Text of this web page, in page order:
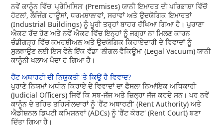
ਨਵੇਂ ਕਾਨੂੰਨ ਵਿੱਚ 'ਪ੍ਰੇਮਿਸਿਸ' (Premises) ਯਾਨੀ ਇਮਾਰਤ ਦੀ ਪਰਿਭਾਸ਼ਾ ਵਿੱਚੋਂ
ਹੋਟਲਾਂ, ਲੌਜਿੰਗ ਹਾਊਸਾਂ, ਧਰਮਸ਼ਾਲਾਵਾਂ, ਸਰਾਵਾਂ ਅਤੇ ਉਦਯੋਗਿਕ ਇਮਾਰਤਾਂ
(Industrial Buildings) ਨੂੰ ਪੂਰੀ ਤਰ੍ਹਾਂ ਬਾਹਰ ਰੱਖਿਆ ਗਿਆ ਹੈ। ਪੁਰਾਣਾ
ਐਕਟ ਰੱਦ ਹੋਣ ਅਤੇ ਨਵੇਂ ਐਕਟ ਵਿੱਚ ਇਨ੍ਹਾਂ ਨੂੰ ਜਗ੍ਹਾ ਨਾ ਮਿਲਣ ਕਾਰਨ
ਚੰਡੀਗੜ੍ਹ ਵਿੱਚ ਕਮਰਸ਼ੀਅਲ ਅਤੇ ਉਦਯੋਗਿਕ ਕਿਰਾਏਦਾਰੀ ਦੇ ਵਿਵਾਦਾਂ ਨੂੰ
ਸੁਲਝਾਉਣ ਲਈ ਇਸ ਵੇਲੇ ਇੱਕ ਵੱਡਾ 'ਲੀਗਲ ਵੈਕਿਊਮ' (Legal Vacuum) ਯਾਨੀ
ਕਾਨੂੰਨੀ ਖਲਾਅ ਪੈਦਾ ਹੋ ਗਿਆ ਹੈ।
ਰੈਂਟ ਅਥਾਰਟੀ ਦੀ ਨਿਯੁਕਤੀ 'ਤੇ ਕਿਉਂ ਹੈ ਵਿਵਾਦ?
ਪੁਰਾਣੇ ਨਿਯਮਾਂ ਅਧੀਨ ਕਿਰਾਏ ਦੇ ਵਿਵਾਦਾਂ ਦਾ ਫੈਸਲਾ ਨਿਆਂਇਕ ਅਧਿਕਾਰੀ
(Judicial Officers) ਜਿਵੇਂ ਕਿ ਸਬ-ਜੱਜ ਅਤੇ ਜ਼ਿਲ੍ਹਾ ਜੱਜ ਕਰਦੇ ਸਨ। ਪਰ ਨਵੇਂ
ਕਾਨੂੰਨ ਦੇ ਤਹਿਤ ਤਹਿਸੀਲਦਾਰਾਂ ਨੂੰ 'ਰੈਂਟ ਅਥਾਰਟੀ' (Rent Authority) ਅਤੇ
ਐਡੀਸ਼ਨਲ ਡਿਪਟੀ ਕਮਿਸ਼ਨਰਾਂ (ADCs) ਨੂੰ 'ਰੈਂਟ ਕੋਰਟ' (Rent Court) ਬਣਾ
ਦਿੱਤਾ ਗਿਆ ਹੈ।